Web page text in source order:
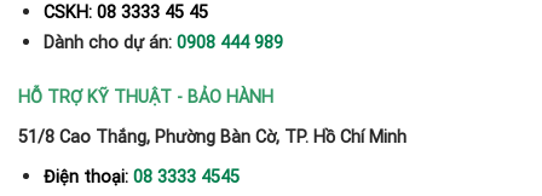
CSKH: 08 3333 45 45
Dành cho dự án: 0908 444 989
HỖ TRỢ KỸ THUẬT - BẢO HÀNH
51/8 Cao Thắng, Phường Bàn Cờ, TP. Hồ Chí Minh
Điện thoại: 08 3333 4545